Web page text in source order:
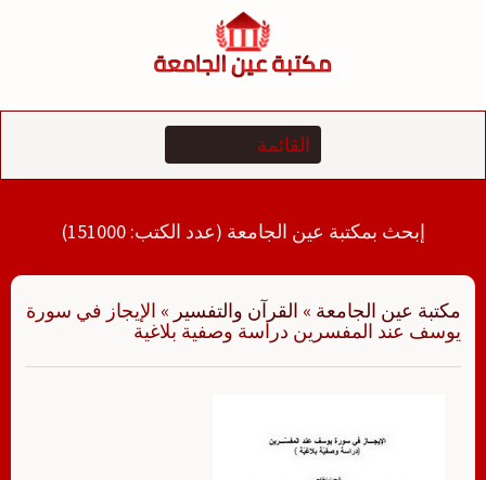
إبحث بمكتبة عين الجامعة (عدد الكتب: 151000)
مكتبة عين الجامعة » القرآن والتفسير » الإيجاز في سورة
يوسف عند المفسرين دراسة وصفية بلاغية